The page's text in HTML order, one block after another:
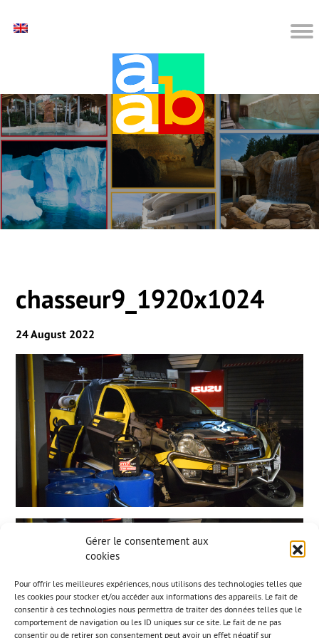
Gérer le consentement aux
cookies
Pour offrir les meilleures expériences, nous utilisons des technologies telles que
les cookies pour stocker et/ou accéder aux informations des appareils. Le fait de
consentir à ces technologies nous permettra de traiter des données telles que le
comportement de navigation ou les ID uniques sur ce site. Le fait de ne pas
consentir ou de retirer son consentement peut avoir un effet négatif sur
chasseur9_1920x1024
24 August 2022